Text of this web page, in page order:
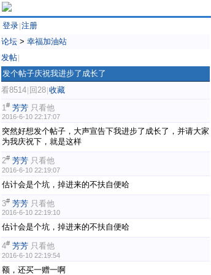
登录 注册
论坛 > 幸福加油站
发帖
发个帖子庆祝我进步了成长了
看8514 回28 收藏
1# 芳芳 只看他
2016-6-10 22:17:07
突然好想发个帖子，大声宣告下我进步了成长了，并请大家
为我庆祝下，就是这样
2# 芳芳 只看他
2016-6-10 22:19:07
估计会是个坑，掉进来的不扶自便哈
3# 芳芳 只看他
2016-6-10 22:19:10
估计会是个坑，掉进来的不扶自便哈
4# 芳芳 只看他
2016-6-10 22:19:54
额，还买一赠一啊